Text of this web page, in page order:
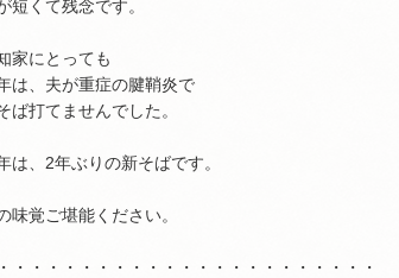
短くて残念です。
家にとっても
は、夫が重症の腱鞘炎で
ば打てませんでした。
は、2年ぶりの新そばです。
味覚ご堪能ください。
・・・・・・・・・・・・・・・・・・・・・・